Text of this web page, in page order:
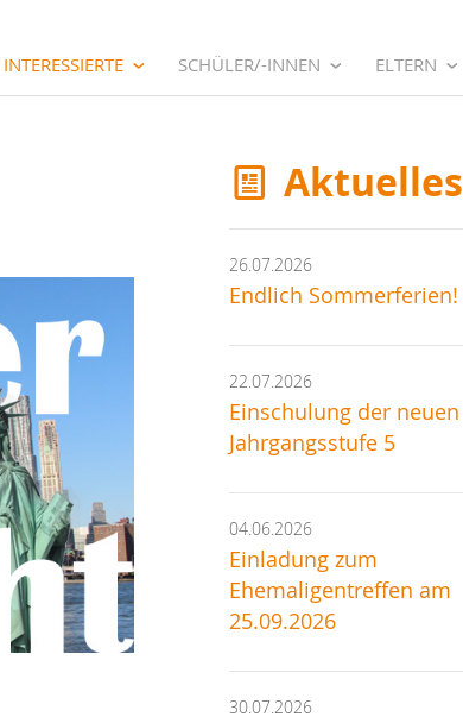
INTERESSIERTE SCHÜLER/-INNEN ELTERN
Aktuelles
26.07.2026
Endlich Sommerferien!
22.07.2026
Einschulung der neuen
Jahrgangsstufe 5
04.06.2026
Einladung zum
Ehemaligentreffen am
25.09.2026
30.07.2026